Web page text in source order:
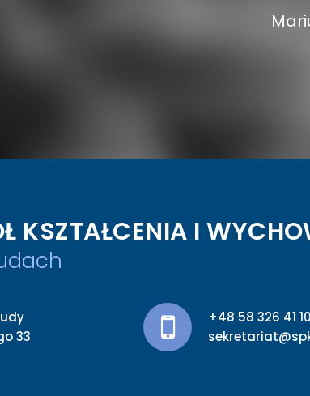
KSZTAŁCENIA I
33
+48 58 326 41 10